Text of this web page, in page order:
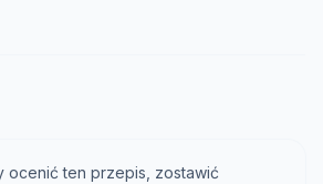
ten przepis, zostawić